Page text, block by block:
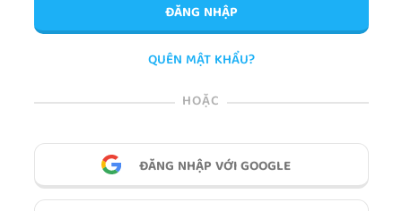
ĐĂNG NHẬP
QUÊN MẬT KHẨU?
HOẶC
ĐĂNG NHẬP VỚI GOOGLE